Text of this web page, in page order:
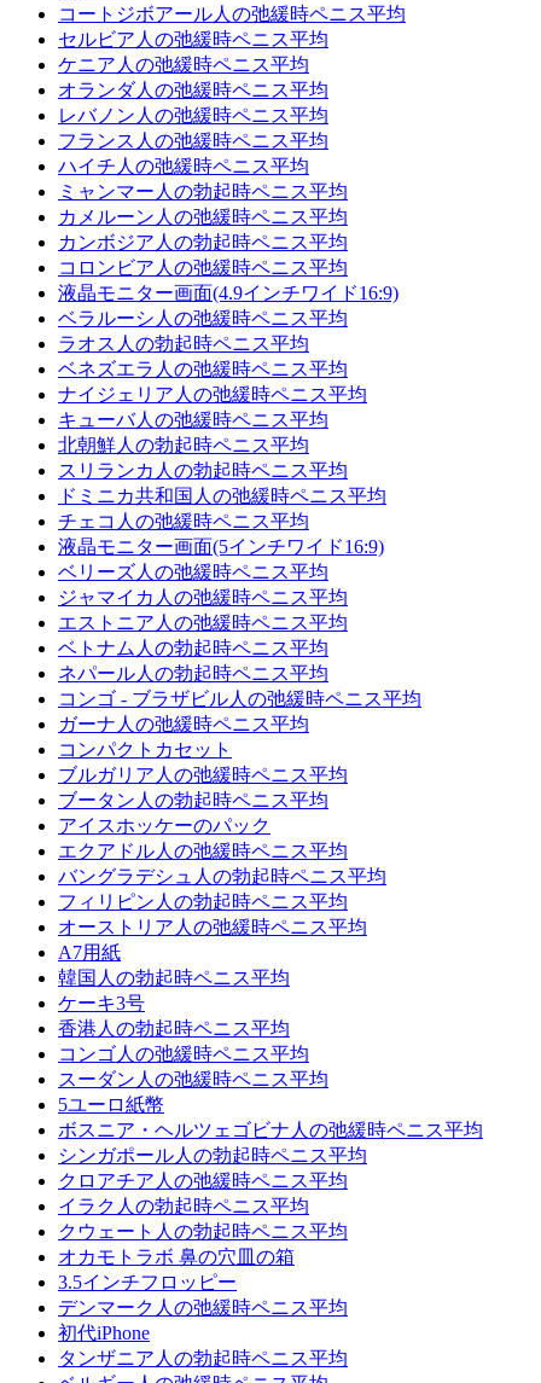
コー​​トジボアール人の弛緩時ペニス平均
セルビア人の弛緩時ペニス平均
ケニア人の弛緩時ペニス平均
オランダ人の弛緩時ペニス平均
レバノン人の弛緩時ペニス平均
フランス人の弛緩時ペニス平均
ハイチ人の弛緩時ペニス平均
ミャンマー人の勃起時ペニス平均
カメルーン人の弛緩時ペニス平均
カンボジア人の勃起時ペニス平均
コロンビア人の弛緩時ペニス平均
液晶モニター画面(4.9インチワイド16:9)
ベラルーシ人の弛緩時ペニス平均
ラオス人の勃起時ペニス平均
ベネズエラ人の弛緩時ペニス平均
ナイジェリア人の弛緩時ペニス平均
キューバ人の弛緩時ペニス平均
北朝鮮人の勃起時ペニス平均
スリランカ人の勃起時ペニス平均
ドミニカ共和国人の弛緩時ペニス平均
チェコ人の弛緩時ペニス平均
液晶モニター画面(5インチワイド16:9)
ベリーズ人の弛緩時ペニス平均
ジャマイカ人の弛緩時ペニス平均
エストニア人の弛緩時ペニス平均
ベトナム人の勃起時ペニス平均
ネパール人の勃起時ペニス平均
コンゴ - ブラザビル人の弛緩時ペニス平均
ガーナ人の弛緩時ペニス平均
コンパクトカセット
ブルガリア人の弛緩時ペニス平均
ブータン人の勃起時ペニス平均
アイスホッケーのパック
エクアドル人の弛緩時ペニス平均
バングラデシュ人の勃起時ペニス平均
フィリピン人の勃起時ペニス平均
オーストリア人の弛緩時ペニス平均
A7用紙
韓国人の勃起時ペニス平均
ケーキ3号
香港人の勃起時ペニス平均
コンゴ人の弛緩時ペニス平均
スーダン人の弛緩時ペニス平均
5ユーロ紙幣
ボスニア・ヘルツェゴビナ人の弛緩時ペニス平均
シンガポール人の勃起時ペニス平均
クロアチア人の弛緩時ペニス平均
イラク人の勃起時ペニス平均
クウェート人の勃起時ペニス平均
オカモトラボ 鼻の穴皿の箱
3.5インチフロッピー
デンマーク人の弛緩時ペニス平均
初代iPhone
タンザニア人の勃起時ペニス平均